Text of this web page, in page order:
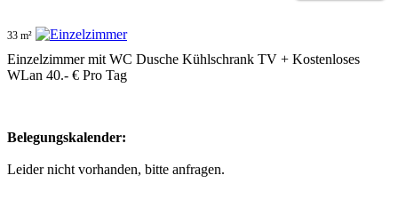
33 m²
Einzelzimmer mit WC Dusche Kühlschrank TV + Kostenloses
WLan 40.- € Pro Tag
Belegungskalender:
Leider nicht vorhanden, bitte anfragen.